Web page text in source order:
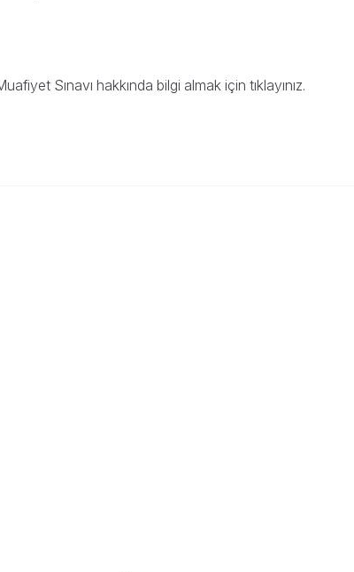
Sınavı hakkında bilgi almak için tıklayınız.